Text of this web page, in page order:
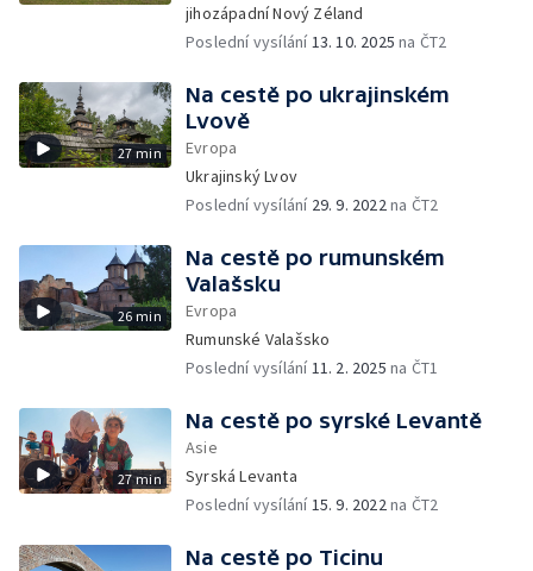
jihozápadní Nový Zéland
Poslední vysílání13. 10. 2025 na ČT2
27 min
Na cestě po ukrajinském
Lvově
Evropa
Ukrajinský Lvov
Poslední vysílání 29. 9. 2022na ČT2
26 min
Na cestě po rumunském
Valašsku
Evropa
Rumunské Valašsko
Poslední vysílání11. 2. 2025 na ČT1
27 min
Na cestě po syrské Levantě
Asie
Syrská Levanta
Poslední vysílání15. 9. 2022na ČT2
Na cestě po Ticinu